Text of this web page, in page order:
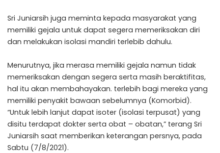
Sri Juniarsih juga meminta kepada masyarakat yang
memiliki gejala untuk dapat segera memeriksakan diri
dan melakukan isolasi mandiri terlebib dahulu.
Menurutnya, jika merasa memiliki gejala namun tidak
memeriksakan dengan segera serta masih beraktifitas,
hal itu akan membahayakan. terlebih bagi mereka yang
memiliki penyakit bawaan sebelumnya (Komorbid).
“Untuk lebih lanjut dapat isoter (isolasi terpusat) yang
disitu terdapat dokter serta obat – obatan,” terang Sri
Juniarsih saat memberikan keterangan persnya, pada
Sabtu (7/8/2021).